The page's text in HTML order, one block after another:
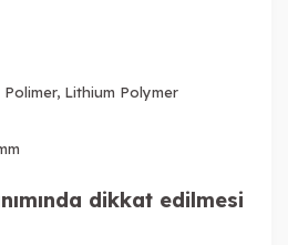
Lithium Polymer
dikkat edilmesi